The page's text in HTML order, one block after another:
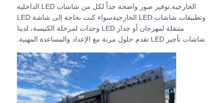
عرض الواقع الافتراضي
معلومات عنا
جولة في المصنع
الخارجية.توفير صور واضحة جداً لكل من شاشات LED الداخلية
وتطبيقات شاشات LED الخارجيةسواء كنت بحاجة إلى شاشة LED
متنقلة لمهرجان أو جدار LED وحدات لمرحلة الكنيسة، لدينا
شاشات تأجير LED تقدم حلول مرنة مع الإعداد والمساعدة المهنية.